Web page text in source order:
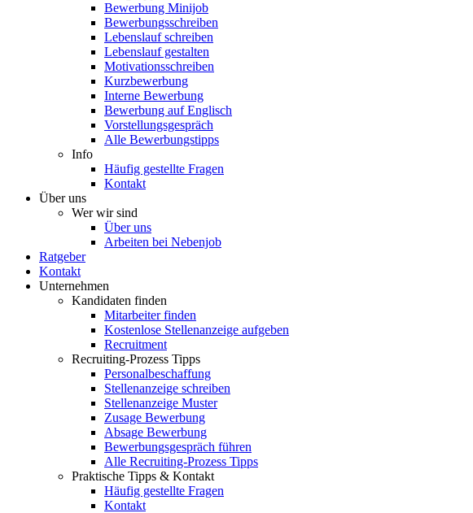
Bewerbung Minijob
Bewerbungsschreiben
Lebenslauf schreiben
Lebenslauf gestalten
Motivationsschreiben
Kurzbewerbung
Interne Bewerbung
Bewerbung auf Englisch
Vorstellungsgespräch
Alle Bewerbungstipps
Info
Häufig gestellte Fragen
Kontakt
Über uns
Wer wir sind
Über uns
Arbeiten bei Nebenjob
Ratgeber
Kontakt
Unternehmen
Kandidaten finden
Mitarbeiter finden
Kostenlose Stellenanzeige aufgeben
Recruitment
Recruiting-Prozess Tipps
Personalbeschaffung
Stellenanzeige schreiben
Stellenanzeige Muster
Zusage Bewerbung
Absage Bewerbung
Bewerbungsgespräch führen
Alle Recruiting-Prozess Tipps
Praktische Tipps & Kontakt
Häufig gestellte Fragen
Kontakt